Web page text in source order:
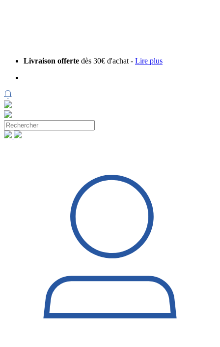
Livraison offerte dès 30€ d'achat - Lire plus